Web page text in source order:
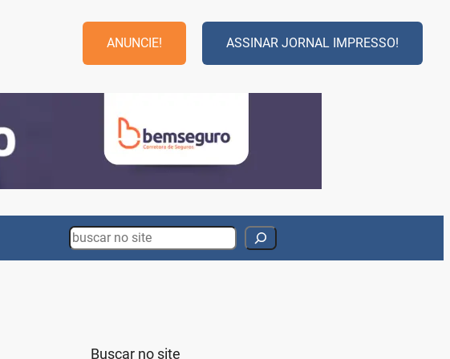
ANUNCIE! ASSINAR JORNAL IMPRESSO!
Search
Buscar no site